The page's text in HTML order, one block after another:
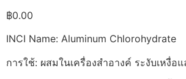
฿0.00
INCI Name: Aluminum Chlorohydrate
การใช้: ผสมในเครื่องสำอางค์ ระงับเหงื่อ